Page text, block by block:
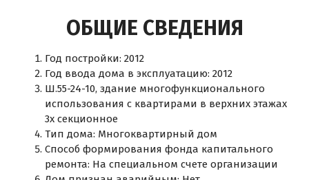
ОБЩИЕ СВЕДЕНИЯ
Год постройки: 2012
Год ввода дома в эксплуатацию: 2012
Ш.55-24-10, здание многофункционального
использования с квартирами в верхних этажах
3х секционное
Тип дома: Многоквартирный дом
Способ формирования фонда капитального
ремонта: На специальном счете организации